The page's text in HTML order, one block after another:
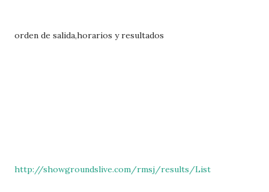
orden de salida,horarios y resultados
http://showgroundslive.com/rmsj/results/List